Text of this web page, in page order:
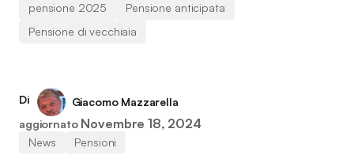
pensione 2025
Pensione anticipata
Pensione di vecchiaia
Di
Giacomo Mazzarella
aggiornato Novembre 18, 2024
News Pensioni